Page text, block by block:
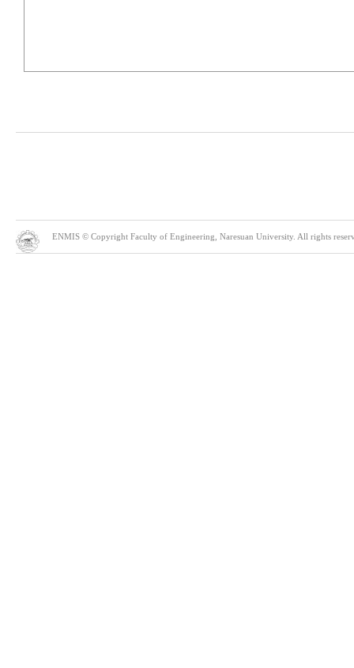
ENMIS © Copyright Faculty of Engineering, Naresuan University. All rights